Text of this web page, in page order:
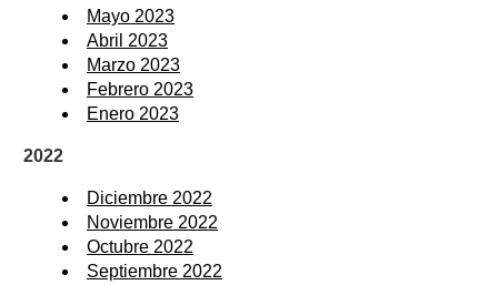
Mayo 2023
Abril 2023
Marzo 2023
Febrero 2023
Enero 2023
2022
Diciembre 2022
Noviembre 2022
Octubre 2022
Septiembre 2022